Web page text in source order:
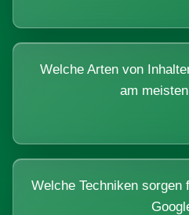
Welche Arten von
am
Welche Techniken sorgen